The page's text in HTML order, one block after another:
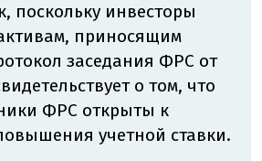
поскольку инвесторы
приносящим
заседания ФРС от
о том, что
ФРС открыты к
учетной ставки.